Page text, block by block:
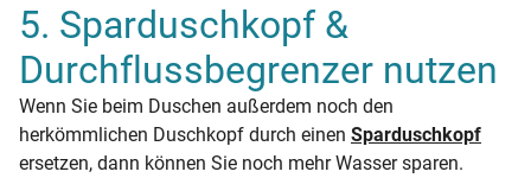
5. Sparduschkopf &
Durchflussbegrenzer nutzen
Wenn Sie beim Duschen außerdem noch den
herkömmlichen Duschkopf durch einen Sparduschkopf
ersetzen, dann können Sie noch mehr Wasser sparen.